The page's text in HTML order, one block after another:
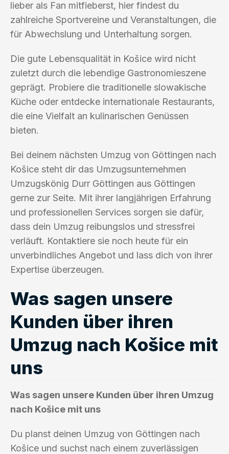
lieber als Fan mitfieberst, hier findest du
zahlreiche Sportvereine und Veranstaltungen, die
für Abwechslung und Unterhaltung sorgen.
Die gute Lebensqualität in Košice wird nicht
zuletzt durch die lebendige Gastronomieszene
geprägt. Probiere die traditionelle slowakische
Küche oder entdecke internationale Restaurants,
die eine Vielfalt an kulinarischen Genüssen
bieten.
Bei deinem nächsten Umzug von Göttingen nach
Košice steht dir das Umzugsunternehmen
Umzugskönig Durr Göttingen aus Göttingen
gerne zur Seite. Mit ihrer langjährigen Erfahrung
und professionellen Services sorgen sie dafür,
dass dein Umzug reibungslos und stressfrei
verläuft. Kontaktiere sie noch heute für ein
unverbindliches Angebot und lass dich von ihrer
Expertise überzeugen.
Was sagen unsere
Kunden über ihren
Umzug nach Košice mit
uns
Was sagen unsere Kunden über ihren Umzug
nach Košice mit uns
Du planst deinen Umzug von Göttingen nach
Košice und suchst nach einem zuverlässigen